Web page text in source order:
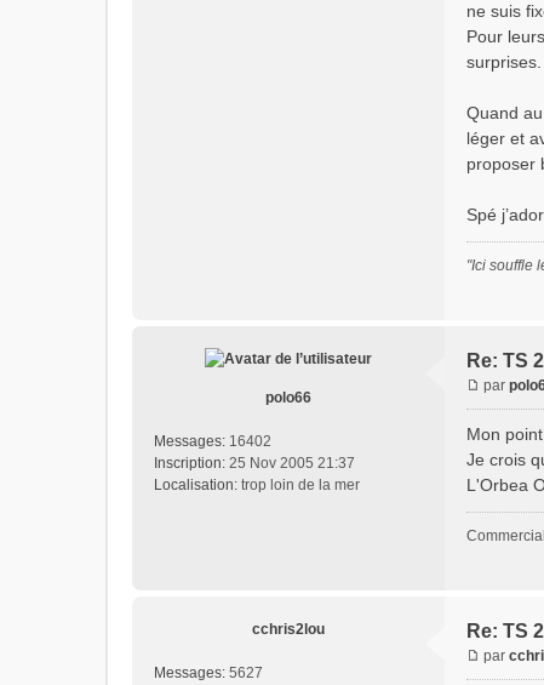
ne suis
Pour
Quand
léger et
proposer
Spé
"Ici souffle
polo66
Messages: 16402
Inscription: 25 Nov 2005 21:37
Localisation: trop loin de la mer
Re: TS
par
Mon
Je crois
L'Orbea
cchris2lou
Messages: 5627
Re: TS
par